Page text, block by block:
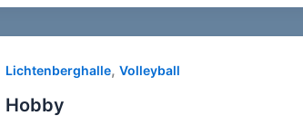
Lichtenberghalle,Volleyball
Hobby